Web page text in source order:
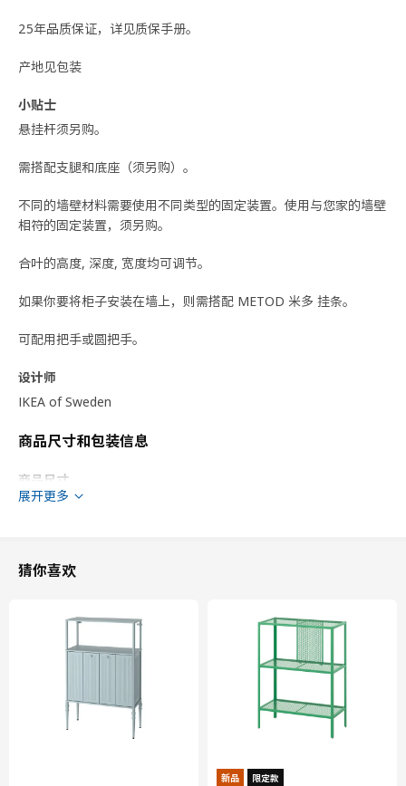
25年品质保证，详见质保手册。
产地见包装
小贴士
悬挂杆须另购。
需搭配支腿和底座（须另购）。
不同的墙壁材料需要使用不同类型的固定装置。使用与您家的墙壁
相符的固定装置，须另购。
合叶的高度, 深度, 宽度均可调节。
如果你要将柜子安装在墙上，则需搭配 METOD 米多 挂条。
可配用把手或圆把手。
设计师
IKEA of Sweden
商品尺寸和包装信息
商品尺寸
宽度
深度
包装信息
此商品包含6个包装
抽屉前板
2 厘米
展开更多
猜你喜欢
新品 限定款